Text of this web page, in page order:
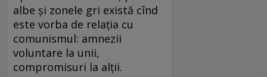
albe şi zonele gri există cînd
este vorba de relaţia cu
comunismul: amnezii
voluntare la unii,
compromisuri la alţii.